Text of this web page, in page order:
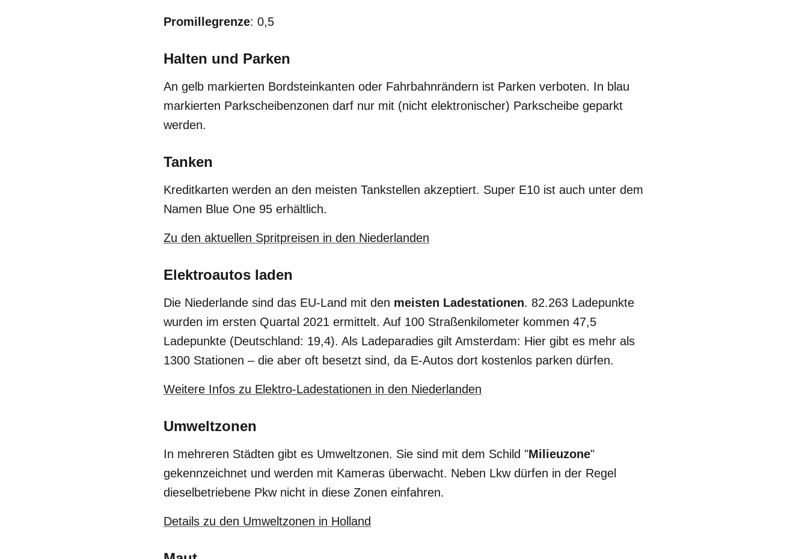
Promillegrenze: 0,5
Halten und Parken
An gelb markierten Bordsteinkanten oder Fahrbahnrändern ist Parken verboten. In blau
markierten Parkscheibenzonen darf nur mit (nicht elektronischer) Parkscheibe geparkt
werden.
Tanken
Kreditkarten werden an den meisten Tankstellen akzeptiert. Super E10 ist auch unter dem
Namen Blue One 95 erhältlich.
Zu den aktuellen Spritpreisen in den Niederlanden
Elektroautos laden
Die Niederlande sind das EU-Land mit den meisten Ladestationen. 82.263 Ladepunkte
wurden im ersten Quartal 2021 ermittelt. Auf 100 Straßenkilometer kommen 47,5
Ladepunkte (Deutschland: 19,4). Als Ladeparadies gilt Amsterdam: Hier gibt es mehr als
1300 Stationen – die aber oft besetzt sind, da E-Autos dort kostenlos parken dürfen.
Weitere Infos zu Elektro-Ladestationen in den Niederlanden
Umweltzonen
In mehreren Städten gibt es Umweltzonen. Sie sind mit dem Schild "Milieuzone"
gekennzeichnet und werden mit Kameras überwacht. Neben Lkw dürfen in der Regel
dieselbetriebene Pkw nicht in diese Zonen einfahren.
Details zu den Umweltzonen in Holland